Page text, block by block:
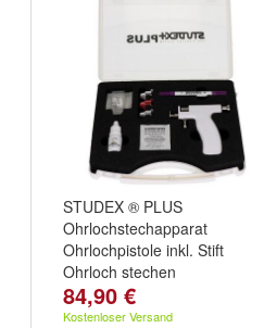
STUDEX ® PLUS
Ohrlochstechapparat
Ohrlochpistole inkl. Stift
Ohrloch stechen
84,90 €
Kostenloser Versand